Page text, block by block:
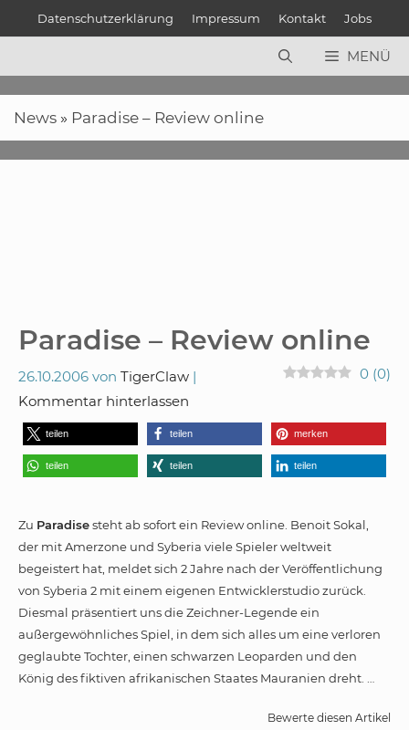
Datenschutzerklärung Impressum Kontakt Jobs
MENÜ
News » Paradise – Review online
Paradise – Review online
26.10.2006 von TigerClaw 0 (0)
Kommentar hinterlassen
teilen teilen merken
teilen teilen teilen
Zu Paradisesteht ab sofort ein Review online. Benoit Sokal,
der mit Amerzone und Syberia viele Spieler weltweit
begeistert hat, meldet sich 2 Jahre nach der Veröffentlichung
von Syberia 2 mit einem eigenen Entwicklerstudio zurück.
Diesmal präsentiert uns die Zeichner-Legende ein
außergewöhnliches Spiel, in dem sich alles um eine verloren
geglaubte Tochter, einen schwarzen Leoparden und den
König des fiktiven afrikanischen Staates Mauranien dreht. …
Bewerte diesen Artikel